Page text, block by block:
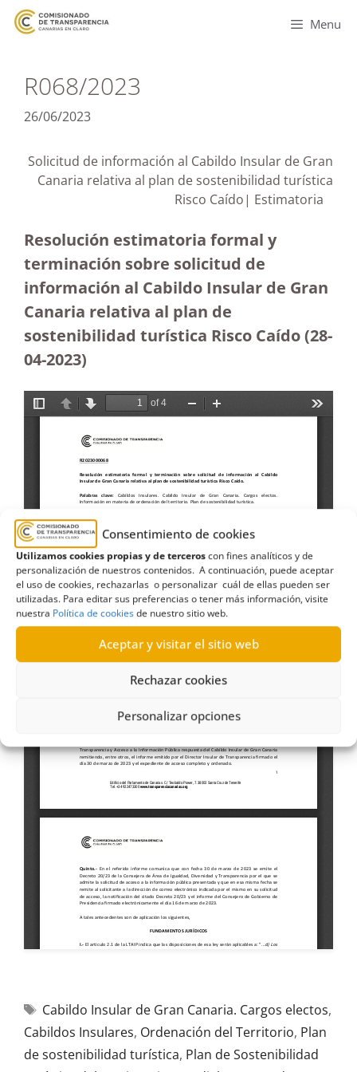
Consentimiento de cookies
Utilizamos cookies propias y de terceroscon fines analíticos y de
personalización de nuestros contenidos. A continuación, puede aceptar
el uso de cookies, rechazarlas o personalizar cuál de ellas pueden ser
utilizadas. Para editar sus preferencias o tener más información, visite
nuestra Política de cookiesde nuestro sitio web.
Aceptar y visitar el sitio web
Rechazar cookies
Personalizar opciones
Menu
R068/2023
26/06/2023
Solicitud de información al Cabildo Insular de Gran
Canaria relativa al plan de sostenibilidad turística
Risco Caído| Estimatoria
Resolución estimatoria formal y
terminación sobre solicitud de
información al Cabildo Insular de Gran
Canaria relativa al plan de
sostenibilidad turística Risco Caído (28-
04-2023)
Cabildo Insular de Gran Canaria. Cargos electos,
Cabildos Insulares, Ordenación del Territorio, Plan
de sostenibilidad turística, Plan de Sostenibilidad